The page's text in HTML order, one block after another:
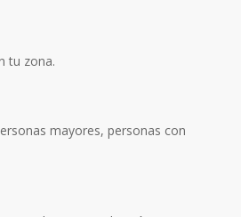
tu zona.
mayores, personas con